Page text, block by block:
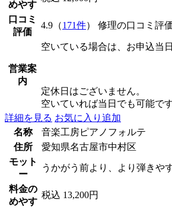
めやす
口コミ
評価
4.9（171件） 修理の口コミ評
営業案
内
空いている場合は、お申込当
定休日はございません。
空いていれば当日でも可能です
詳細を見る お気に入り追加
名称
音楽工房ピアノフォルテ
住所
愛知県名古屋市中村区
モット
ー
うかがう前より、より弾きや
料金の
めやす
税込 13,200円